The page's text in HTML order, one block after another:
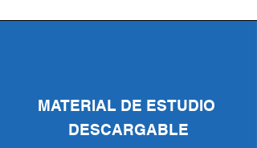
MATERIAL DE ESTUDIO
DESCARGABLE